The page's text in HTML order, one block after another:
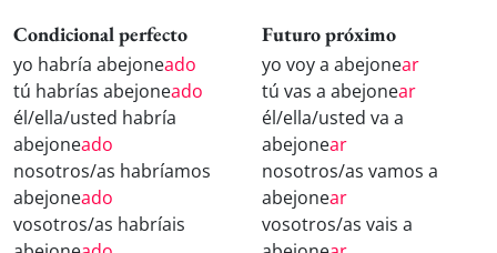
Condicional perfecto
yo habría abejoneado
tú habrías abejoneado
él/ella/usted habría
abejoneado
nosotros/as habríamos
abejoneado
vosotros/as habríais
Futuro próximo
yo voy a abejonear
tú vas a abejonear
él/ella/usted va a
abejonear
nosotros/as vamos a
abejonear
vosotros/as vais a